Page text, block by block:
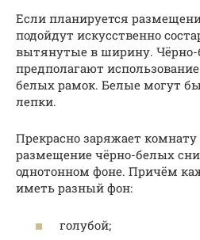
Если планируется
подойдут искусственно
вытянутые в ширину.
предполагают
белых рамок. Белые могут
лепки.
Прекрасно заряжает
размещение чёрно-белых
однотонном фоне. Причём
иметь разный фон:
голубой;